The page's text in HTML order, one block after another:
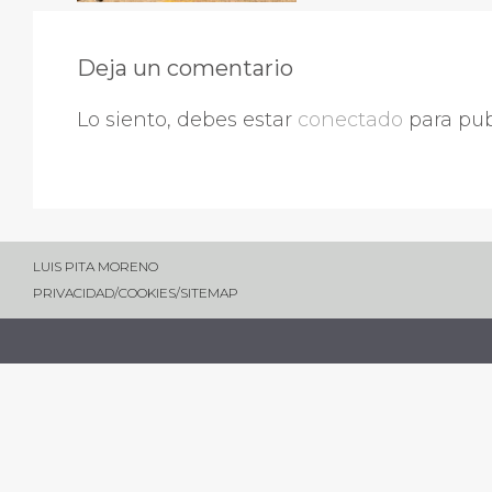
Deja un comentario
Lo siento, debes estar conectado para
LUIS PITA MORENO
PRIVACIDAD/COOKIES/SITEMAP